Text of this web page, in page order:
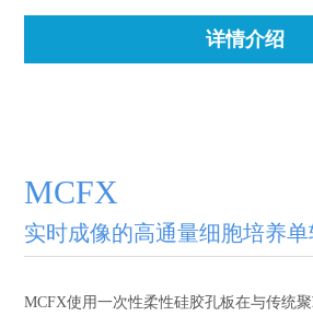
详情介绍
MCFX
实时成像的高通量细胞培养单
MCFX使用一次性柔性硅胶孔板在与传统